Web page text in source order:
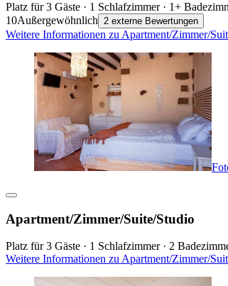
Platz für 3 Gäste · 1 Schlafzimmer · 1+
10Außergewöhnlich 2 externe Bewertungen
Weitere Informationen zu Apartment/Zimmer/
Apartment/Zimmer/Suite/Studio
Platz für 3 Gäste · 1 Schlafzimmer · 2
Weitere Informationen zu Apartment/Zimmer/